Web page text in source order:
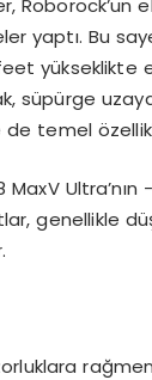
yaptı. Bu
yükseklikte
süpürge
de temel
genellikle